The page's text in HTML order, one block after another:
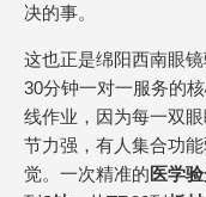
决的事。
这也正是绵阳西南眼
30分钟一对一服务的
线作业，因为每一双
节力强，有人集合功
觉。一次精准的医学